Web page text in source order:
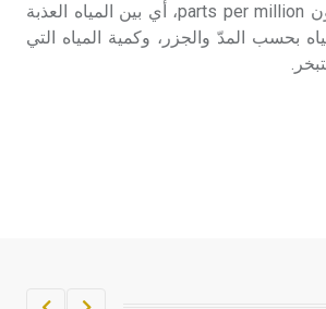
- هل تعلم أن أبجر Abgar اسم معروف
جيداً يعود إلى عدد من الملوك الذين
الأملاح فيه عادة بين 1000 و4000 ppm/جزء بالمليون parts per million، أي بين المياه العذبة
بحسب المدّ والجزر، وكمية المياه التي